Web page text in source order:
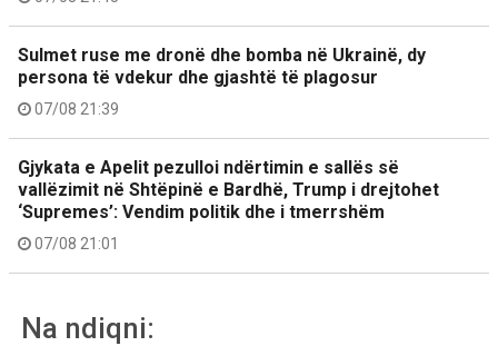
Sulmet ruse me dronë dhe bomba në Ukrainë, dy
persona të vdekur dhe gjashtë të plagosur
07/08 21:39
Gjykata e Apelit pezulloi ndërtimin e sallës së
vallëzimit në Shtëpinë e Bardhë, Trump i drejtohet
‘Supremes’: Vendim politik dhe i tmerrshëm
07/08 21:01
Na ndiqni: